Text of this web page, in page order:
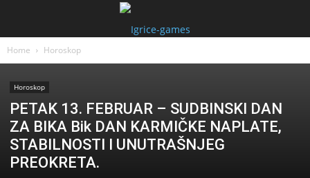
Home Horoskop
Horoskop
PETAK 13. FEBRUAR – SUDBINSKI DAN
ZA BIKA Bik DAN KARMIČKE NAPLATE,
STABILNOSTI I UNUTRAŠNJEG
PREOKRETA.